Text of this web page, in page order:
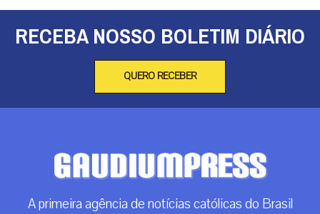
RECEBA NOSSO BOLETIM DIÁRIO
QUERO RECEBER
A primeira agência de notícias católicas do Brasil